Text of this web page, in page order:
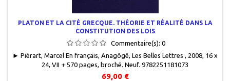
PLATON ET LA CITÉ GRECQUE. THÉORIE ET RÉALITÉ DANS LA
CONSTITUTION DES LOIS
Commentaire(s): 0
► Piérart, Marcel En français, Anagôgê, Les Belles Lettres , 2008, 16 x
24, VII + 570 pages, broché. Neuf. 9782251181073
69,00 €